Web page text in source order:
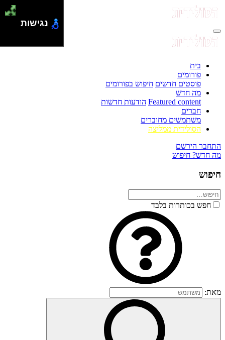
בית
פורומים
פוסטים חדשים חיפוש בפורומים
מה חדש
Featured content הודעות חדשות
חברים
משתמשים מחוברים
הסולידית ממליצה
התחבר הירשם
מה חדש? חיפוש
חיפוש
חפש בכותרות בלבד
מאת:
נגישות